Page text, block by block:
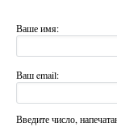
Ваше имя:
Ваш email:
Введите число,